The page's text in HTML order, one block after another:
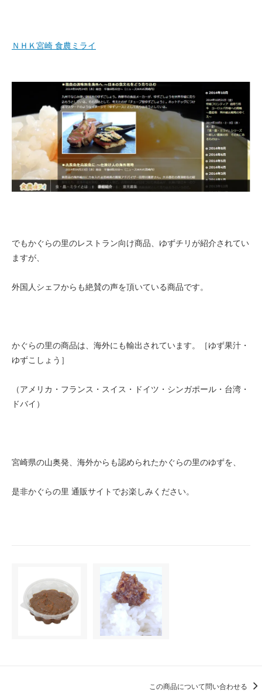
ＮＨＫ宮崎 食農ミライ
でもかぐらの里のレストラン向け商品、ゆずチリが紹介されてい
ますが、
外国人シェフからも絶賛の声を頂いている商品です。
かぐらの里の商品は、海外にも輸出されています。［ゆず果汁・
ゆずこしょう］
（アメリカ・フランス・スイス・ドイツ・シンガポール・台湾・
ドバイ）
宮崎県の山奥発、海外からも認められたかぐらの里のゆずを、
是非かぐらの里 通販サイトでお楽しみください。
この商品について問い合わせる